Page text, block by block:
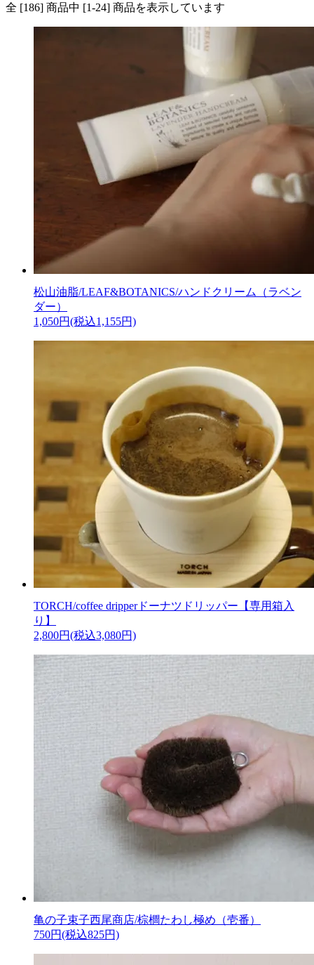
全 [186] 商品中 [1-24] 商品を表示しています
松山油脂/LEAF&BOTANICS/ハンドクリーム（ラベン
ダー）
1,050円(税込1,155円)
TORCH/coffee dripperドーナツドリッパー【専用箱入
り】
2,800円(税込3,080円)
亀の子束子西尾商店/棕櫚たわし極め（壱番）
750円(税込825円)